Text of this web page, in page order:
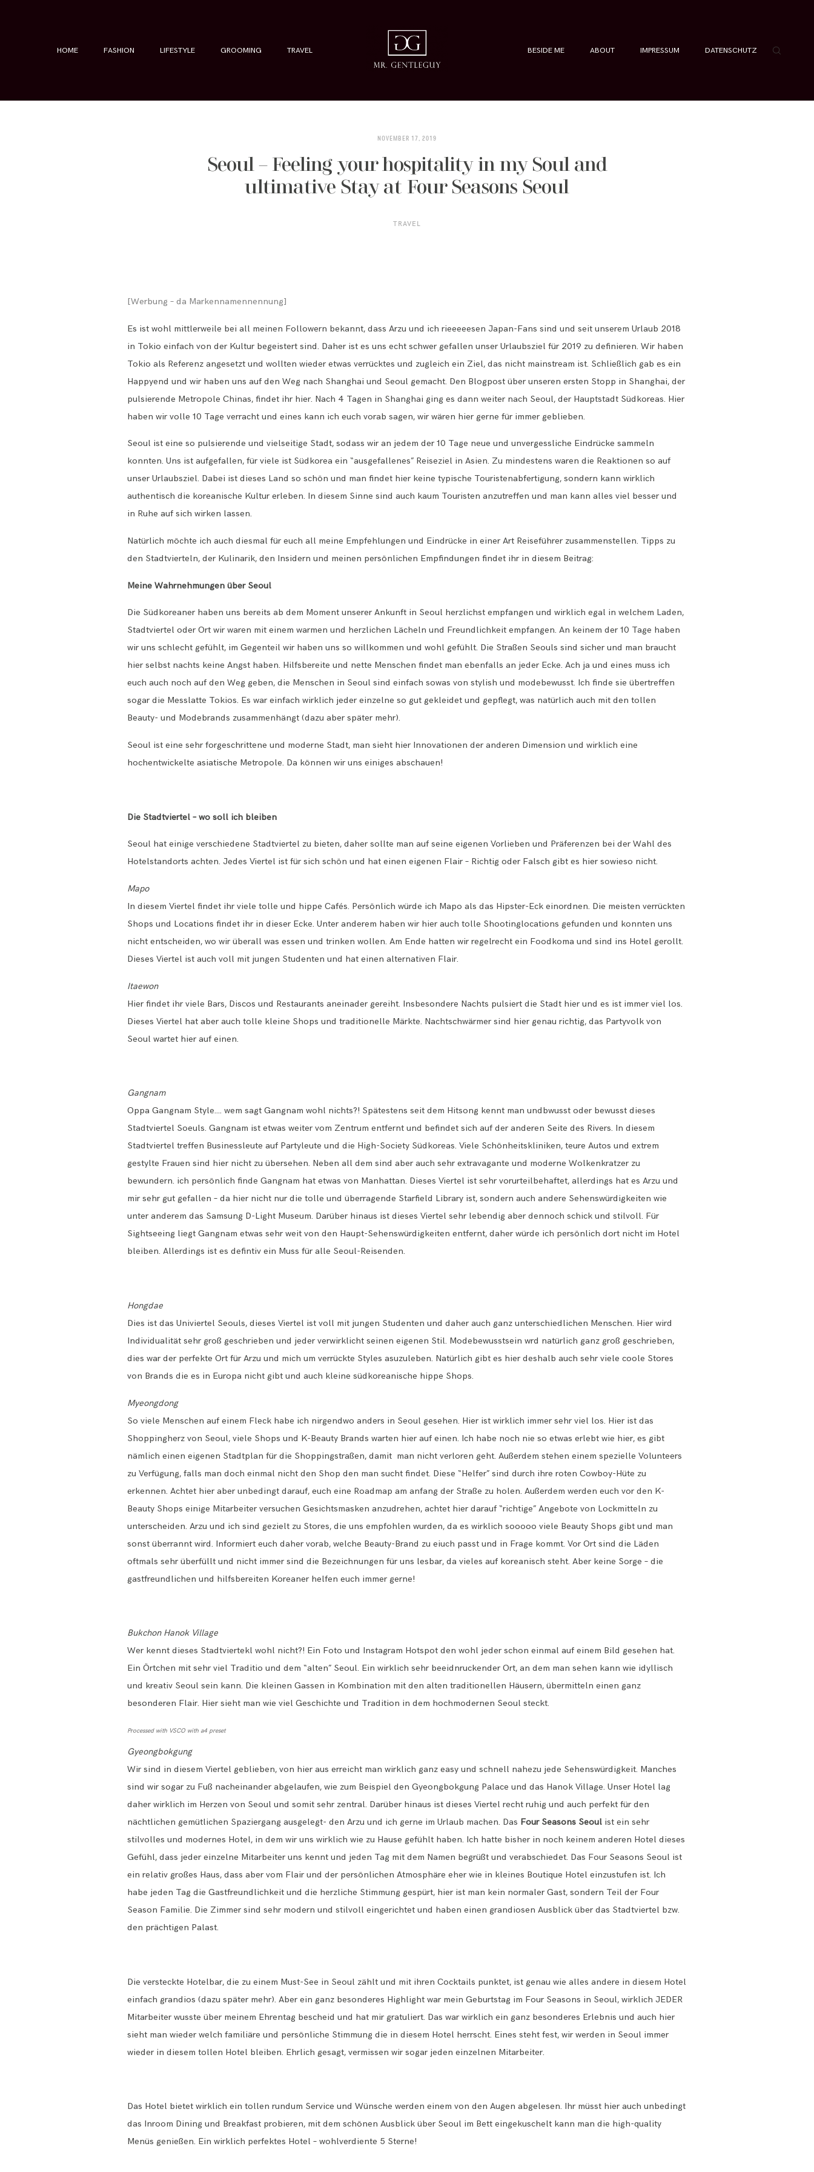
HOME FASHION LIFESTYLE GROOMING TRAVEL BESIDE ME ABOUT IMPRESSUM DATENSCHUTZ
NOVEMBER 17, 2019
Seoul – Feeling your hospitality in my Soul and
ultimative Stay at Four Seasons Seoul
TRAVEL
[Werbung – da Markennamennennung]
Es ist wohl mittlerweile bei all meinen Followern bekannt, dass Arzu und ich rieeeeesen Japan-Fans sind und seit unserem Urlaub 2018
in Tokio einfach von der Kultur begeistert sind. Daher ist es uns echt schwer gefallen unser Urlaubsziel für 2019 zu definieren. Wir haben
Tokio als Referenz angesetzt und wollten wieder etwas verrücktes und zugleich ein Ziel, das nicht mainstream ist. Schließlich gab es ein
Happyend und wir haben uns auf den Weg nach Shanghai und Seoul gemacht. Den Blogpost über unseren ersten Stopp in Shanghai, der
pulsierende Metropole Chinas, findet ihr hier. Nach 4 Tagen in Shanghai ging es dann weiter nach Seoul, der Hauptstadt Südkoreas. Hier
haben wir volle 10 Tage verracht und eines kann ich euch vorab sagen, wir wären hier gerne für immer geblieben.
Seoul ist eine so pulsierende und vielseitige Stadt, sodass wir an jedem der 10 Tage neue und unvergessliche Eindrücke sammeln
konnten. Uns ist aufgefallen, für viele ist Südkorea ein “ausgefallenes” Reiseziel in Asien. Zu mindestens waren die Reaktionen so auf
unser Urlaubsziel. Dabei ist dieses Land so schön und man findet hier keine typische Touristenabfertigung, sondern kann wirklich
authentisch die koreanische Kultur erleben. In diesem Sinne sind auch kaum Touristen anzutreffen und man kann alles viel besser und
in Ruhe auf sich wirken lassen.
Natürlich möchte ich auch diesmal für euch all meine Empfehlungen und Eindrücke in einer Art Reiseführer zusammenstellen. Tipps zu
den Stadtvierteln, der Kulinarik, den Insidern und meinen persönlichen Empfindungen findet ihr in diesem Beitrag:
Meine Wahrnehmungen über Seoul
Die Südkoreaner haben uns bereits ab dem Moment unserer Ankunft in Seoul herzlichst empfangen und wirklich egal in welchem Laden,
Stadtviertel oder Ort wir waren mit einem warmen und herzlichen Lächeln und Freundlichkeit empfangen. An keinem der 10 Tage haben
wir uns schlecht gefühlt, im Gegenteil wir haben uns so willkommen und wohl gefühlt. Die Straßen Seouls sind sicher und man braucht
hier selbst nachts keine Angst haben. Hilfsbereite und nette Menschen findet man ebenfalls an jeder Ecke. Ach ja und eines muss ich
euch auch noch auf den Weg geben, die Menschen in Seoul sind einfach sowas von stylish und modebewusst. Ich finde sie übertreffen
sogar die Messlatte Tokios. Es war einfach wirklich jeder einzelne so gut gekleidet und gepflegt, was natürlich auch mit den tollen
Beauty- und Modebrands zusammenhängt (dazu aber später mehr).
Seoul ist eine sehr forgeschrittene und moderne Stadt, man sieht hier Innovationen der anderen Dimension und wirklich eine
hochentwickelte asiatische Metropole. Da können wir uns einiges abschauen!
Die Stadtviertel – wo soll ich bleiben
Seoul hat einige verschiedene Stadtviertel zu bieten, daher sollte man auf seine eigenen Vorlieben und Präferenzen bei der Wahl des
Hotelstandorts achten. Jedes Viertel ist für sich schön und hat einen eigenen Flair – Richtig oder Falsch gibt es hier sowieso nicht.
Mapo
In diesem Viertel findet ihr viele tolle und hippe Cafés. Persönlich würde ich Mapo als das Hipster-Eck einordnen. Die meisten verrückten
Shops und Locations findet ihr in dieser Ecke. Unter anderem haben wir hier auch tolle Shootinglocations gefunden und konnten uns
nicht entscheiden, wo wir überall was essen und trinken wollen. Am Ende hatten wir regelrecht ein Foodkoma und sind ins Hotel gerollt.
Dieses Viertel ist auch voll mit jungen Studenten und hat einen alternativen Flair.
Itaewon
Hier findet ihr viele Bars, Discos und Restaurants aneinader gereiht. Insbesondere Nachts pulsiert die Stadt hier und es ist immer viel los.
Dieses Viertel hat aber auch tolle kleine Shops und traditionelle Märkte. Nachtschwärmer sind hier genau richtig, das Partyvolk von
Seoul wartet hier auf einen.
Gangnam
Oppa Gangnam Style…. wem sagt Gangnam wohl nichts?! Spätestens seit dem Hitsong kennt man undbwusst oder bewusst dieses
Stadtviertel Soeuls. Gangnam ist etwas weiter vom Zentrum entfernt und befindet sich auf der anderen Seite des Rivers. In diesem
Stadtviertel treffen Businessleute auf Partyleute und die High-Society Südkoreas. Viele Schönheitskliniken, teure Autos und extrem
gestylte Frauen sind hier nicht zu übersehen. Neben all dem sind aber auch sehr extravagante und moderne Wolkenkratzer zu
bewundern. ich persönlich finde Gangnam hat etwas von Manhattan. Dieses Viertel ist sehr vorurteilbehaftet, allerdings hat es Arzu und
mir sehr gut gefallen – da hier nicht nur die tolle und überragende Starfield Library ist, sondern auch andere Sehenswürdigkeiten wie
unter anderem das Samsung D-Light Museum. Darüber hinaus ist dieses Viertel sehr lebendig aber dennoch schick und stilvoll. Für
Sightseeing liegt Gangnam etwas sehr weit von den Haupt-Sehenswürdigkeiten entfernt, daher würde ich persönlich dort nicht im Hotel
bleiben. Allerdings ist es defintiv ein Muss für alle Seoul-Reisenden.
Hongdae
Dies ist das Univiertel Seouls, dieses Viertel ist voll mit jungen Studenten und daher auch ganz unterschiedlichen Menschen. Hier wird
Individualität sehr groß geschrieben und jeder verwirklicht seinen eigenen Stil. Modebewusstsein wrd natürlich ganz groß geschrieben,
dies war der perfekte Ort für Arzu und mich um verrückte Styles asuzuleben. Natürlich gibt es hier deshalb auch sehr viele coole Stores
von Brands die es in Europa nicht gibt und auch kleine südkoreanische hippe Shops.
Myeongdong
So viele Menschen auf einem Fleck habe ich nirgendwo anders in Seoul gesehen. Hier ist wirklich immer sehr viel los. Hier ist das
Shoppingherz von Seoul, viele Shops und K-Beauty Brands warten hier auf einen. Ich habe noch nie so etwas erlebt wie hier, es gibt
nämlich einen eigenen Stadtplan für die Shoppingstraßen, damit man nicht verloren geht. Außerdem stehen einem spezielle Volunteers
zu Verfügung, falls man doch einmal nicht den Shop den man sucht findet. Diese “Helfer” sind durch ihre roten Cowboy-Hüte zu
erkennen. Achtet hier aber unbedingt darauf, euch eine Roadmap am anfang der Straße zu holen. Außerdem werden euch vor den K-
Beauty Shops einige Mitarbeiter versuchen Gesichtsmasken anzudrehen, achtet hier darauf “richtige” Angebote von Lockmitteln zu
unterscheiden. Arzu und ich sind gezielt zu Stores, die uns empfohlen wurden, da es wirklich sooooo viele Beauty Shops gibt und man
sonst überrannt wird. Informiert euch daher vorab, welche Beauty-Brand zu eiuch passt und in Frage kommt. Vor Ort sind die Läden
oftmals sehr überfüllt und nicht immer sind die Bezeichnungen für uns lesbar, da vieles auf koreanisch steht. Aber keine Sorge – die
gastfreundlichen und hilfsbereiten Koreaner helfen euch immer gerne!
Bukchon Hanok Village
Wer kennt dieses Stadtviertekl wohl nicht?! Ein Foto und Instagram Hotspot den wohl jeder schon einmal auf einem Bild gesehen hat.
Ein Örtchen mit sehr viel Traditio und dem “alten” Seoul. Ein wirklich sehr beeidnruckender Ort, an dem man sehen kann wie idyllisch
und kreativ Seoul sein kann. Die kleinen Gassen in Kombination mit den alten traditionellen Häusern, übermitteln einen ganz
besonderen Flair. Hier sieht man wie viel Geschichte und Tradition in dem hochmodernen Seoul steckt.
Processed with VSCO with a4 preset
Gyeongbokgung
Wir sind in diesem Viertel geblieben, von hier aus erreicht man wirklich ganz easy und schnell nahezu jede Sehenswürdigkeit. Manches
sind wir sogar zu Fuß nacheinander abgelaufen, wie zum Beispiel den Gyeongbokgung Palace und das Hanok Village. Unser Hotel lag
daher wirklich im Herzen von Seoul und somit sehr zentral. Darüber hinaus ist dieses Viertel recht ruhig und auch perfekt für den
nächtlichen gemütlichen Spaziergang ausgelegt- den Arzu und ich gerne im Urlaub machen. Das Four Seasons Seoulist ein sehr
stilvolles und modernes Hotel, in dem wir uns wirklich wie zu Hause gefühlt haben. Ich hatte bisher in noch keinem anderen Hotel dieses
Gefühl, dass jeder einzelne Mitarbeiter uns kennt und jeden Tag mit dem Namen begrüßt und verabschiedet. Das Four Seasons Seoul ist
ein relativ großes Haus, dass aber vom Flair und der persönlichen Atmosphäre eher wie in kleines Boutique Hotel einzustufen ist. Ich
habe jeden Tag die Gastfreundlichkeit und die herzliche Stimmung gespürt, hier ist man kein normaler Gast, sondern Teil der Four
Season Familie. Die Zimmer sind sehr modern und stilvoll eingerichtet und haben einen grandiosen Ausblick über das Stadtviertel bzw.
den prächtigen Palast.
Die versteckte Hotelbar, die zu einem Must-See in Seoul zählt und mit ihren Cocktails punktet, ist genau wie alles andere in diesem Hotel
einfach grandios (dazu später mehr). Aber ein ganz besonderes Highlight war mein Geburtstag im Four Seasons in Seoul, wirklich JEDER
Mitarbeiter wusste über meinem Ehrentag bescheid und hat mir gratuliert. Das war wirklich ein ganz besonderes Erlebnis und auch hier
sieht man wieder welch familiäre und persönliche Stimmung die in diesem Hotel herrscht. Eines steht fest, wir werden in Seoul immer
wieder in diesem tollen Hotel bleiben. Ehrlich gesagt, vermissen wir sogar jeden einzelnen Mitarbeiter.
Das Hotel bietet wirklich ein tollen rundum Service und Wünsche werden einem von den Augen abgelesen. Ihr müsst hier auch unbedingt
das Inroom Dining und Breakfast probieren, mit dem schönen Ausblick über Seoul im Bett eingekuschelt kann man die high-quality
Menüs genießen. Ein wirklich perfektes Hotel – wohlverdiente 5 Sterne!